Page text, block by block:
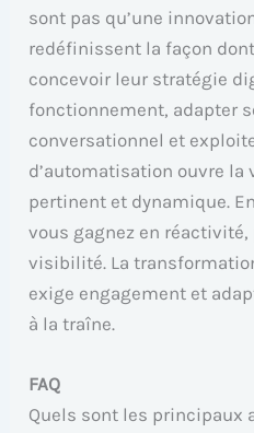
sont pas qu’une
redéfinissent la façon
concevoir leur stratégie
fonctionnement, adapter
conversationnel et
d’automatisation ouvre
pertinent et dynamique.
vous gagnez en
visibilité. La
exige engagement et
à la traîne.
FAQ
Quels sont les principaux